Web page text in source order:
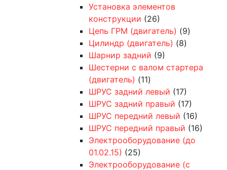
Установка элементов
конструкции (26)
Цепь ГРМ (двигатель) (9)
Цилиндр (двигатель) (8)
Шарнир задний (9)
Шестерни с валом стартера
(двигатель) (11)
ШРУС задний левый (17)
ШРУС задний правый (17)
ШРУС передний левый (16)
ШРУС передний правый (16)
Электрооборудование (до
01.02.15) (25)
Электрооборудование (с